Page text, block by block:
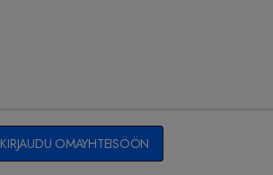
KIRJAUDU OMAYHTEISÖÖN